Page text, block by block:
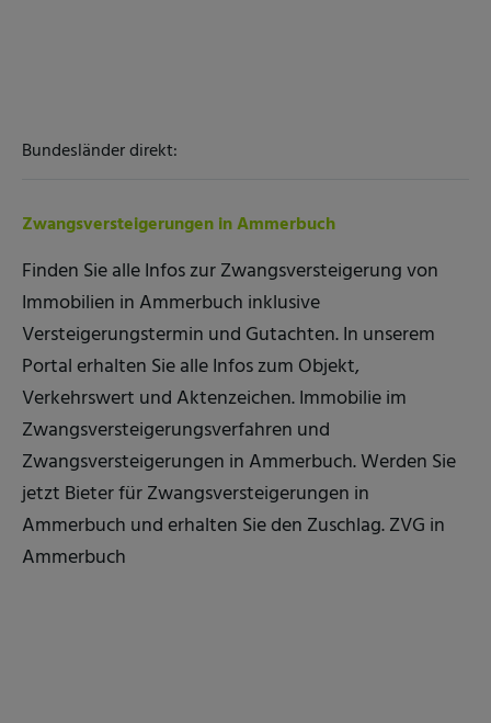
Bundesländer direkt:
Zwangsversteigerungen in Ammerbuch
Finden Sie alle Infos zur Zwangsversteigerung von
Immobilien in Ammerbuch inklusive
Versteigerungstermin und Gutachten. In unserem
Portal erhalten Sie alle Infos zum Objekt,
Verkehrswert und Aktenzeichen. Immobilie im
Zwangsversteigerungsverfahren und
Zwangsversteigerungen in Ammerbuch. Werden Sie
jetzt Bieter für Zwangsversteigerungen in
Ammerbuch und erhalten Sie den Zuschlag. ZVG in
Ammerbuch